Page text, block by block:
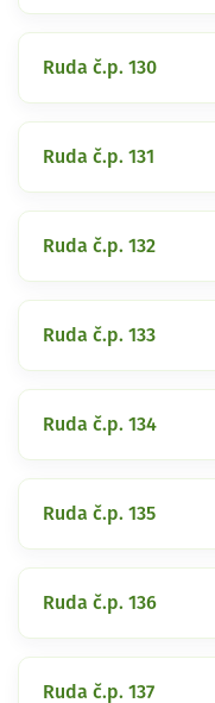
Ruda č.p. 130
Ruda č.p. 131
Ruda č.p. 132
Ruda č.p. 133
Ruda č.p. 134
Ruda č.p. 135
Ruda č.p. 136
Ruda č.p. 137